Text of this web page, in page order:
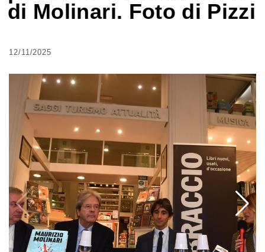
di Molinari. Foto di Pizzi
12/11/2025